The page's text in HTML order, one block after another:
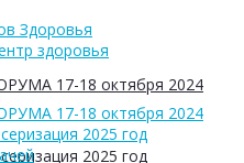
17-18 октября 2024
2025 год
Здоровья
здоровья
17-18 октября 2024
2025 год